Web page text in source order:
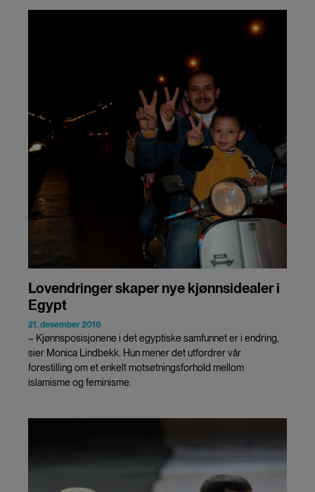
Lovendringer skaper nye kjønnsidealer i
Egypt
21. desember 2016
– Kjønnsposisjonene i det egyptiske samfunnet er i endring,
sier Monica Lindbekk. Hun mener det utfordrer vår
forestilling om et enkelt motsetningsforhold mellom
islamisme og feminisme.